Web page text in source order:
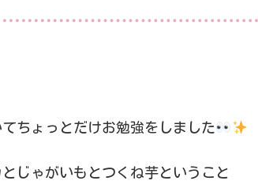
ちょっとだけお勉強をしました
じゃがいもとつくね芋ということ